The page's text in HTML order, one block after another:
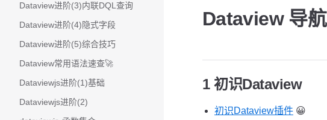
Dataview进阶(3)内联DQL查询
Dataview进阶(4)隐式字段
Dataview进阶(5)综合技巧
Dataview常用语法速查🚀
Dataviewjs进阶(1)基础
Dataviewjs进阶(2)
Dataview 导航
1 初识Dataview
初识Dataview插件 😀